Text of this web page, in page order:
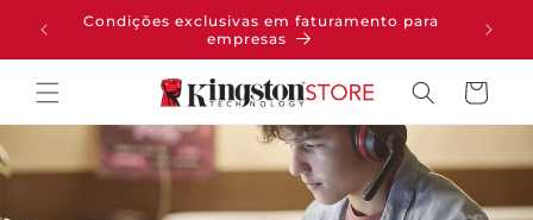
PARA OCondições exclusivas em faturamento para
empresas
Carrinho